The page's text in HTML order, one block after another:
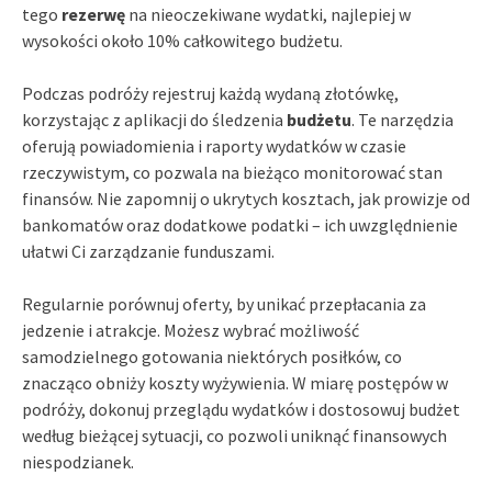
tego rezerwę na nieoczekiwane wydatki, najlepiej w
wysokości około 10% całkowitego budżetu.
Podczas podróży rejestruj każdą wydaną złotówkę,
korzystając z aplikacji do śledzenia budżetu. Te narzędzia
oferują powiadomienia i raporty wydatków w czasie
rzeczywistym, co pozwala na bieżąco monitorować stan
finansów. Nie zapomnij o ukrytych kosztach, jak prowizje od
bankomatów oraz dodatkowe podatki – ich uwzględnienie
ułatwi Ci zarządzanie funduszami.
Regularnie porównuj oferty, by unikać przepłacania za
jedzenie i atrakcje. Możesz wybrać możliwość
samodzielnego gotowania niektórych posiłków, co
znacząco obniży koszty wyżywienia. W miarę postępów w
podróży, dokonuj przeglądu wydatków i dostosowuj budżet
według bieżącej sytuacji, co pozwoli uniknąć finansowych
niespodzianek.